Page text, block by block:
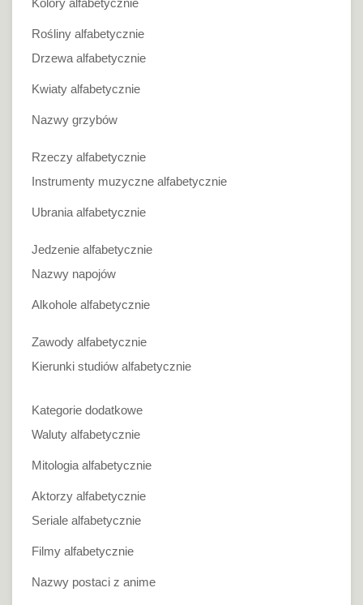
Kolory alfabetycznie
Rośliny alfabetycznie
Drzewa alfabetycznie
Kwiaty alfabetycznie
Nazwy grzybów
Rzeczy alfabetycznie
Instrumenty muzyczne alfabetycznie
Ubrania alfabetycznie
Jedzenie alfabetycznie
Nazwy napojów
Alkohole alfabetycznie
Zawody alfabetycznie
Kierunki studiów alfabetycznie
Kategorie dodatkowe
Waluty alfabetycznie
Mitologia alfabetycznie
Aktorzy alfabetycznie
Seriale alfabetycznie
Filmy alfabetycznie
Nazwy postaci z anime